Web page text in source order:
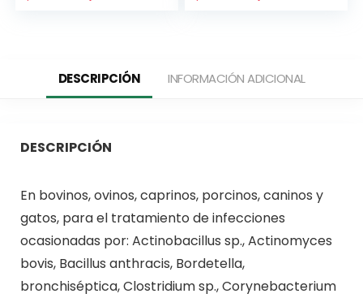
DESCRIPCIÓN INFORMACIÓN ADICIONAL
DESCRIPCIÓN
En bovinos, ovinos, caprinos, porcinos, caninos y
gatos, para el tratamiento de infecciones
ocasionadas por: Actinobacillus sp., Actinomyces
bovis, Bacillus anthracis, Bordetella,
bronchiséptica, Clostridium sp., Corynebacterium